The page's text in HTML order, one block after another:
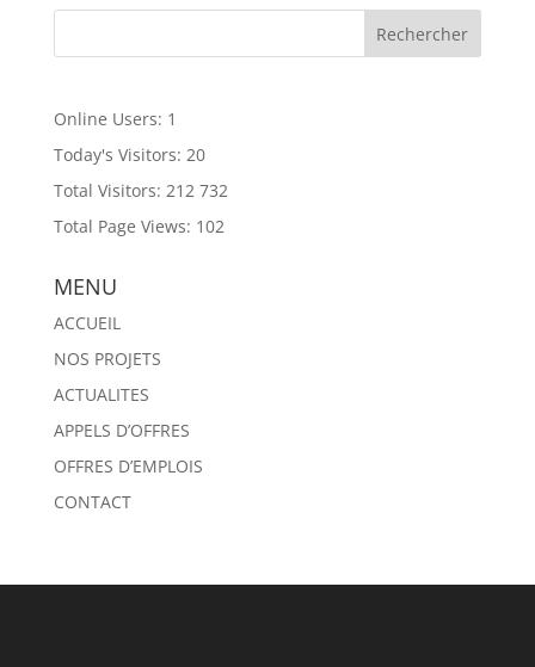
Online Users: 1
Today's Visitors: 20
Total Visitors: 212 732
Total Page Views: 102
MENU
ACCUEIL
NOS PROJETS
ACTUALITES
APPELS D’OFFRES
OFFRES D’EMPLOIS
CONTACT